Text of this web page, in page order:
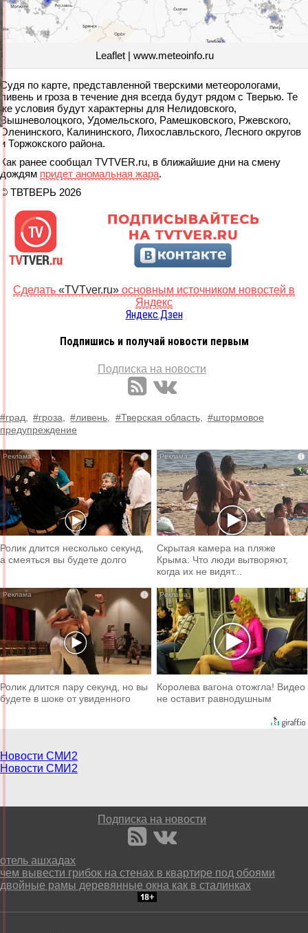
Leaflet | www.meteoinfo.ru
Судя по карте, представленной тверскими метеорологами,
ливень и гроза в течение дня всегда будут рядом с Тверью. Те
же условия будут характерны для Нелидовского,
Вышневолоцкого, Удомельского, Рамешковского, Ржевского,
Оленинского, Калининского, Лихославльского, Лесного округов
и Торжокского района.
Как ранее сообщал TVTVER.ru, в ближайшие дни на смену
дождям придет аномальная жара.
© ТВТВЕРЬ 2026
Сделать «TVTver.ru» основным источником новостей в
Яндекс
Яндекс.Дзен
Подпишись и получай новости первым
Подписка на новости
#град, #гроза, #ливень, #Тверская область,
#штормовое
предупреждение
i
Ролик длится несколько секунд,
а смеяться вы будете долго
i
Скрытая камера на пляже
Крыма: Что люди вытворяют,
когда их не видят...
i
Ролик длится пару секунд, но вы
будете в шоке от увиденного
i
Королева вагона отожгла! Видео
не оставит равнодушным
Новости СМИ2
Новости СМИ2
Подписка на новости
отель ашхадах
чем вывести грибок на стенах в квартире под обоями
двойные рамы деревянные окна как в сталинках